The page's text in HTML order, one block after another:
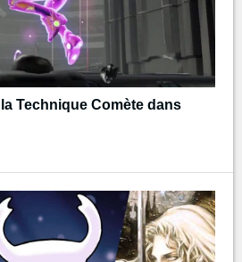
Technique Comète dans